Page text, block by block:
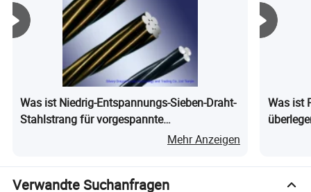
Was ist Niedrig-Entspannungs-Sieben-Draht-
Stahlstrang für vorgespannte
Mehr Anzeigen
Was ist
Verwandte Suchanfragen